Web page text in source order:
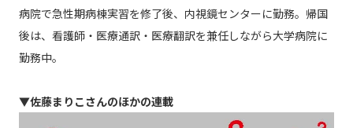
病院で急性期病棟実習を修了後、内視鏡センターに勤務。帰国
後は、看護師・医療通訳・医療翻訳を兼任しながら大学病院に
勤務中。
▼佐藤まりこさんのほかの連載